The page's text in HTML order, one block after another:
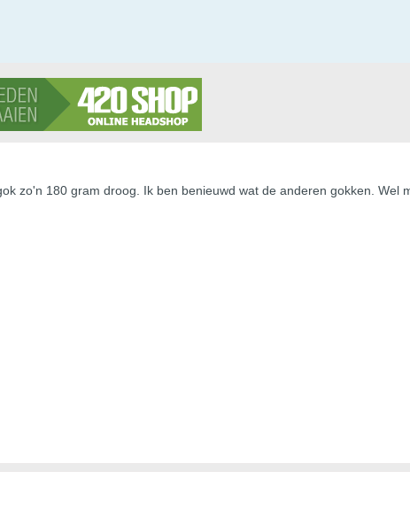
zo'n 180 gram droog. Ik ben benieuwd wat de anderen gokken. Wel